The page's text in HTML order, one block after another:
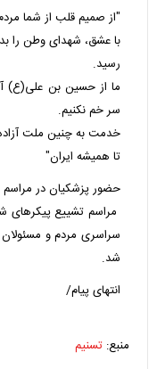
"از صمیم قلب از شما
با عشق، شهدای وطن را
رسید.
ما از حسین بن علی(ع)
سر خم نکنیم.
خدمت به چنین ملت
تا همیشه ایران"
حضور پزشکیان در مراسم
مراسم تشییع پیکرهای
سراسری مردم و مسئولان
شد.
انتهای پیام/
منبع: تسنیم